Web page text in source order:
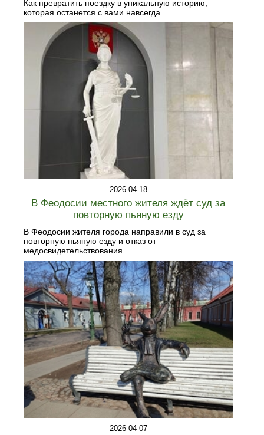
Как превратить поездку в уникальную историю,
которая останется с вами навсегда.
2026-04-18
В Феодосии местного жителя ждёт суд за
повторную пьяную езду
В Феодосии жителя города направили в суд за
повторную пьяную езду и отказ от
медосвидетельствования.
2026-04-07